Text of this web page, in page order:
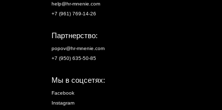
+7 (961) 769-14-26
help@hr-mnenie.com
Партнерство:
+7 (950) 635-50-85
popov@hr-mnenie.com
Мы в соцсетях:
Facebook
Instagram